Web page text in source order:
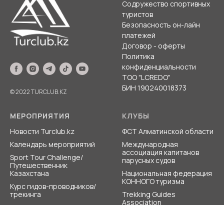
© 2022 TURCLUB.KZ
Содружество спортивных
туристов
Безопасность он-лайн
платежей
Договор - оферты
Политика
конфиденциальности
ТОО "LCREDO"
БИН 190240018373
МЕРОПРИЯТИЯ
Новости Turclub.kz
Календарь мероприятий
Sport Tour Challenge/
Путешественник
Казахстана
Курс гидов-проводников/
трекинга
КЛУБЫ
ФСТ Алматинской области
Международная
ассоциация капитанов
парусных судов
Национальная федерация
КОННОГО туризма
Trekking Guides
Association